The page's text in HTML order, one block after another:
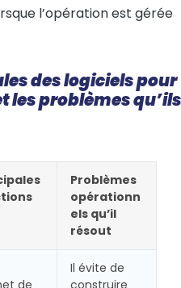
l’opération est gérée
des logiciels pour
les problèmes qu’ils
Problèmes
opérationn
els qu’il
résout
de
Il évite de
construire